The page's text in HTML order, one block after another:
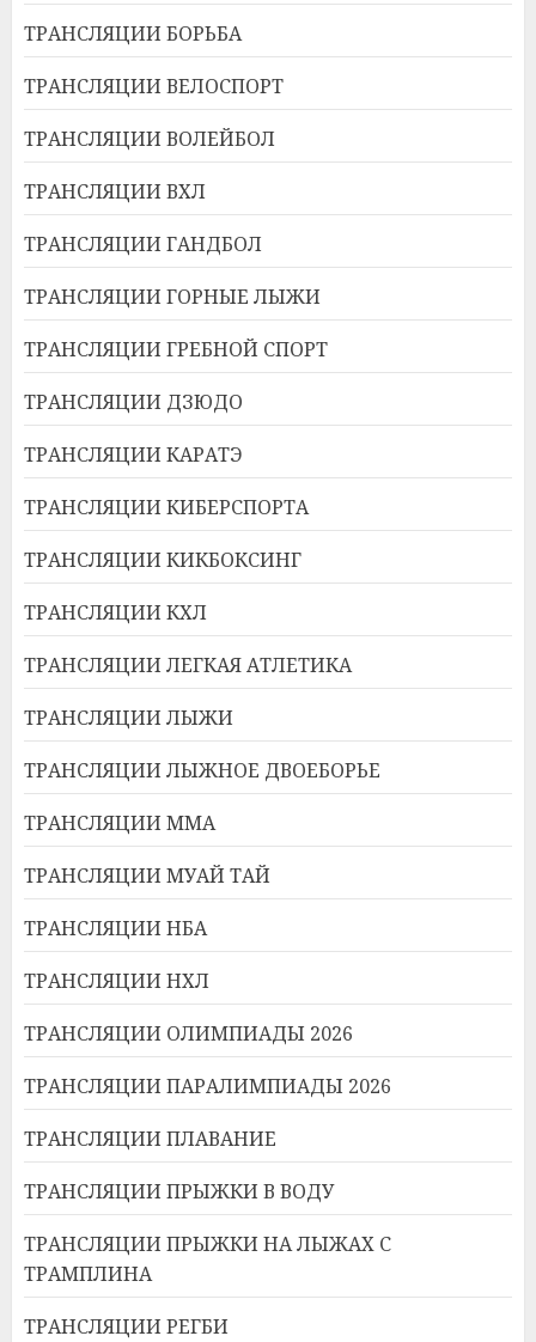
ТРАНСЛЯЦИИ БОРЬБА
ТРАНСЛЯЦИИ ВЕЛОСПОРТ
ТРАНСЛЯЦИИ ВОЛЕЙБОЛ
ТРАНСЛЯЦИИ ВХЛ
ТРАНСЛЯЦИИ ГАНДБОЛ
ТРАНСЛЯЦИИ ГОРНЫЕ ЛЫЖИ
ТРАНСЛЯЦИИ ГРЕБНОЙ СПОРТ
ТРАНСЛЯЦИИ ДЗЮДО
ТРАНСЛЯЦИИ КАРАТЭ
ТРАНСЛЯЦИИ КИБЕРСПОРТА
ТРАНСЛЯЦИИ КИКБОКСИНГ
ТРАНСЛЯЦИИ КХЛ
ТРАНСЛЯЦИИ ЛЕГКАЯ АТЛЕТИКА
ТРАНСЛЯЦИИ ЛЫЖИ
ТРАНСЛЯЦИИ ЛЫЖНОЕ ДВОЕБОРЬЕ
ТРАНСЛЯЦИИ ММА
ТРАНСЛЯЦИИ МУАЙ ТАЙ
ТРАНСЛЯЦИИ НБА
ТРАНСЛЯЦИИ НХЛ
ТРАНСЛЯЦИИ ОЛИМПИАДЫ 2026
ТРАНСЛЯЦИИ ПАРАЛИМПИАДЫ 2026
ТРАНСЛЯЦИИ ПЛАВАНИЕ
ТРАНСЛЯЦИИ ПРЫЖКИ В ВОДУ
ТРАНСЛЯЦИИ ПРЫЖКИ НА ЛЫЖАХ С
ТРАМПЛИНА
ТРАНСЛЯЦИИ РЕГБИ